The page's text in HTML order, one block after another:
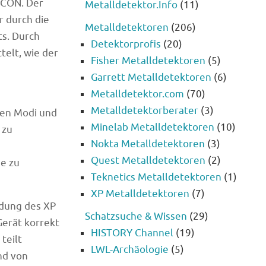
Der
durch die
Durch
wie der
Modi und
zu
des XP
korrekt
teilt
von
Metalldetektor.Info (11)
Metalldetektoren (206)
Detektorprofis (20)
Fisher Metalldetektoren (5)
Garrett Metalldetektoren (6)
Metalldetektor.com (70)
Metalldetektorberater (3)
Minelab Metalldetektoren (10)
Nokta Metalldetektoren (3)
Quest Metalldetektoren (2)
Teknetics Metalldetektoren (1)
XP Metalldetektoren (7)
Schatzsuche & Wissen (29)
HISTORY Channel (19)
LWL-Archäologie (5)